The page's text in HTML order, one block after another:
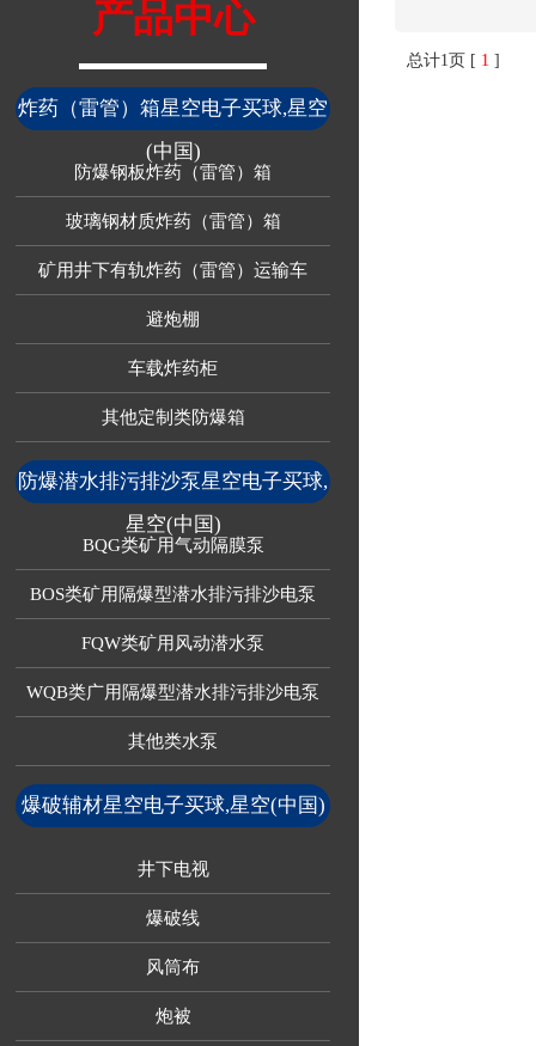
产品中心
炸药（雷管）箱星空电子买球,星空
(中国)
防爆钢板炸药（雷管）箱
玻璃钢材质炸药（雷管）箱
矿用井下有轨炸药（雷管）运输车
避炮棚
车载炸药柜
其他定制类防爆箱
防爆潜水排污排沙泵星空电子买球,
星空(中国)
BQG类矿用气动隔膜泵
BOS类矿用隔爆型潜水排污排沙电泵
FQW类矿用风动潜水泵
WQB类广用隔爆型潜水排污排沙电泵
其他类水泵
爆破辅材星空电子买球,星空(中国)
井下电视
爆破线
风筒布
炮被
总计1页 [ 1 ]